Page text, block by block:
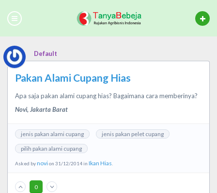
Default
Pakan Alami Cupang Hias
Apa saja pakan alami cupang hias? Bagaimana cara memberinya?
Novi, Jakarta Barat
jenis pakan alami cupang
jenis pakan pelet cupang
pilih pakan alami cupang
Asked bynovion 31/12/2014 in Ikan Hias
0